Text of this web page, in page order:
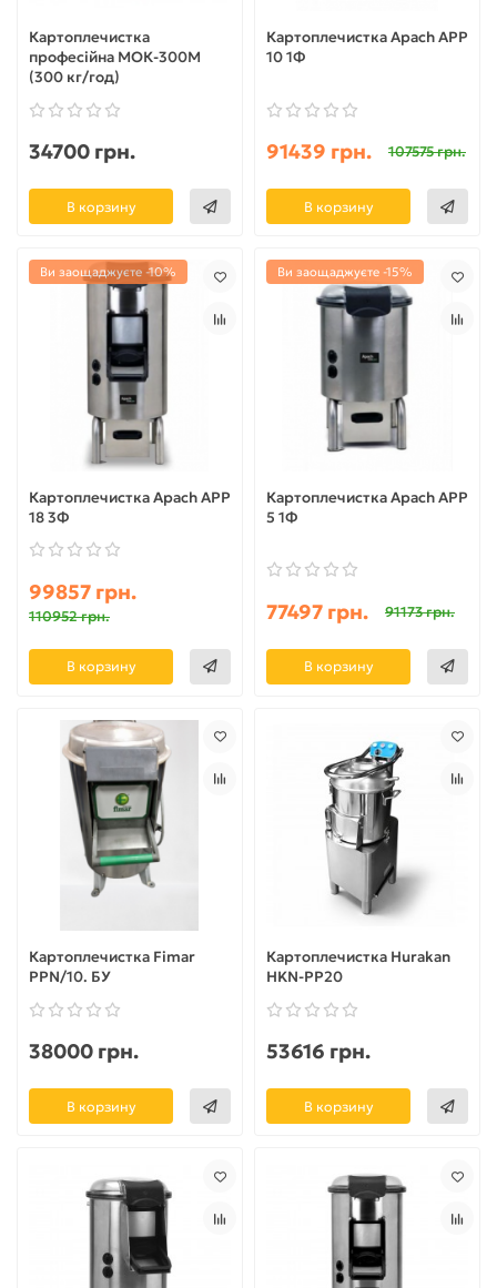
Картоплечистка
професійна МОК-300М
(300 кг/год)
34700 грн.
В корзину
Картоплечистка Apach APP
10 1Ф
91439 грн. 107575 грн.
В корзину
Ви заощаджуєте -10%
Картоплечистка Apach APP
18 3Ф
99857 грн.
110952 грн.
В корзину
Ви заощаджуєте -15%
Картоплечистка Apach APP
5 1Ф
77497 грн. 91173 грн.
В корзину
Картоплечистка Fimar
PPN/10. БУ
38000 грн.
В корзину
Картоплечистка Hurakan
HKN-PP20
53616 грн.
В корзину